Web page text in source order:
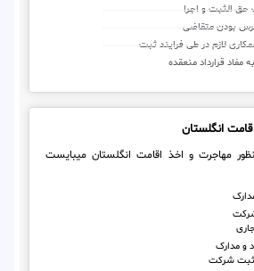
انگلستان
مهاجرت و اخذ اقامت انگلستان میبایست
و مدارک
شرکت